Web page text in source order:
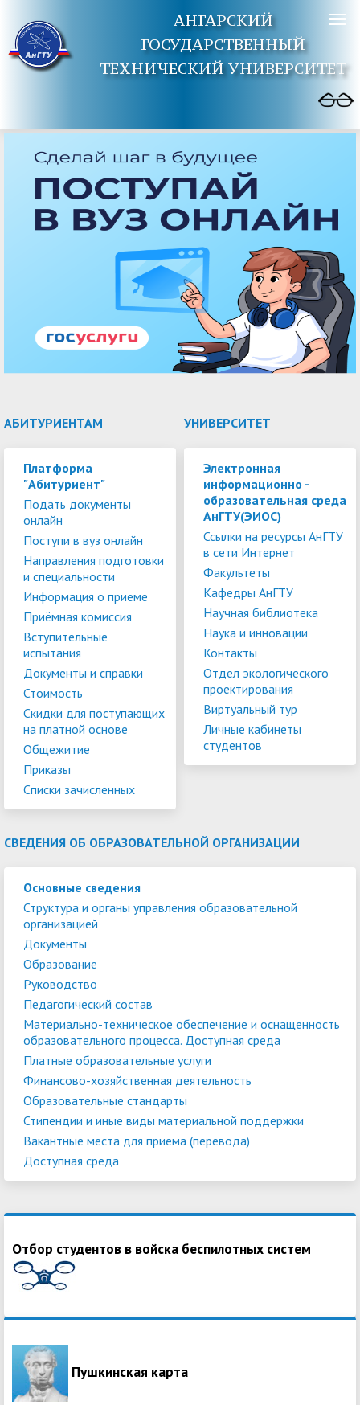
АНГАРСКИЙ
ГОСУДАРСТВЕННЫЙ
ТЕХНИЧЕСКИЙ УНИВЕРСИТЕТ
АБИТУРИЕНТАМ
Платформа
"Абитуриент"
Подать документы
онлайн
Поступи в вуз онлайн
Направления подготовки
и специальности
Информация о приеме
Приёмная комиссия
Вступительные
испытания
Документы и справки
Стоимость
Скидки для поступающих
на платной основе
Общежитие
Приказы
Списки зачисленных
УНИВЕРСИТЕТ
Электронная
информационно -
образовательная среда
АнГТУ(ЭИОС)
Ссылки на ресурсы АнГТУ
в сети Интернет
Факультеты
Кафедры АнГТУ
Научная библиотека
Наука и инновации
Контакты
Отдел экологического
проектирования
Виртуальный тур
Личные кабинеты
студентов
СВЕДЕНИЯ ОБ ОБРАЗОВАТЕЛЬНОЙ ОРГАНИЗАЦИИ
Основные сведения
Структура и органы управления образовательной
организацией
Документы
Образование
Руководство
Педагогический состав
Материально-техническое обеспечение и оснащенность
образовательного процесса. Доступная среда
Платные образовательные услуги
Финансово-хозяйственная деятельность
Образовательные стандарты
Стипендии и иные виды материальной поддержки
Вакантные места для приема (перевода)
Доступная среда
Отбор студентов в войска беспилотных систем
Пушкинская карта